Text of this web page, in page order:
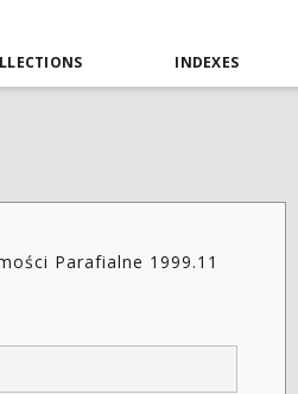
INDEXES
Parafialne 1999.11